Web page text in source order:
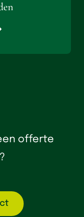
offerte